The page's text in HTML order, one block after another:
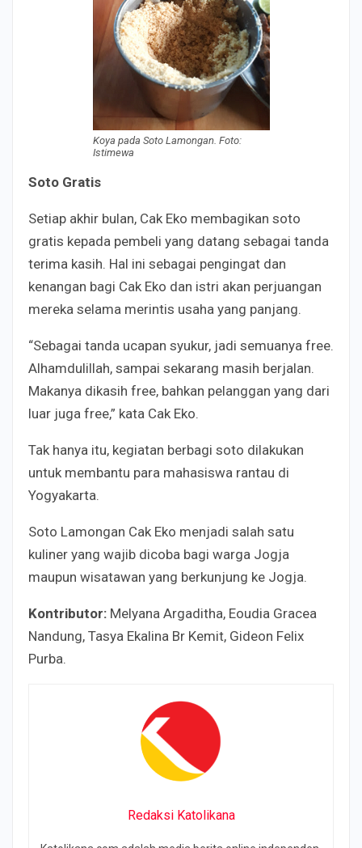
Koya pada Soto Lamongan. Foto:
Istimewa
Soto Gratis
Setiap akhir bulan, Cak Eko membagikan soto
gratis kepada pembeli yang datang sebagai tanda
terima kasih. Hal ini sebagai pengingat dan
kenangan bagi Cak Eko dan istri akan perjuangan
mereka selama merintis usaha yang panjang.
“Sebagai tanda ucapan syukur, jadi semuanya free.
Alhamdulillah, sampai sekarang masih berjalan.
Makanya dikasih free, bahkan pelanggan yang dari
luar juga free,” kata Cak Eko.
Tak hanya itu, kegiatan berbagi soto dilakukan
untuk membantu para mahasiswa rantau di
Yogyakarta.
Soto Lamongan Cak Eko menjadi salah satu
kuliner yang wajib dicoba bagi warga Jogja
maupun wisatawan yang berkunjung ke Jogja.
Kontributor: Melyana Argaditha, Eoudia Gracea
Nandung, Tasya Ekalina Br Kemit, Gideon Felix
Purba.
Redaksi Katolikana